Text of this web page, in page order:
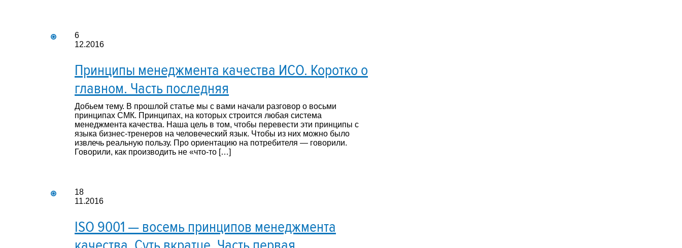
6
12.2016
Принципы менеджмента качества ИСО. Коротко о
главном. Часть последняя
Добьем тему. В прошлой статье мы с вами начали разговор о восьми
принципах СМК. Принципах, на которых строится любая система
менеджмента качества. Наша цель в том, чтобы перевести эти принципы с
языка бизнес-тренеров на человеческий язык. Чтобы из них можно было
извлечь реальную пользу. Про ориентацию на потребителя — говорили.
Говорили, как производить не «что-то […]
18
11.2016
ISO 9001 — восемь принципов менеджмента